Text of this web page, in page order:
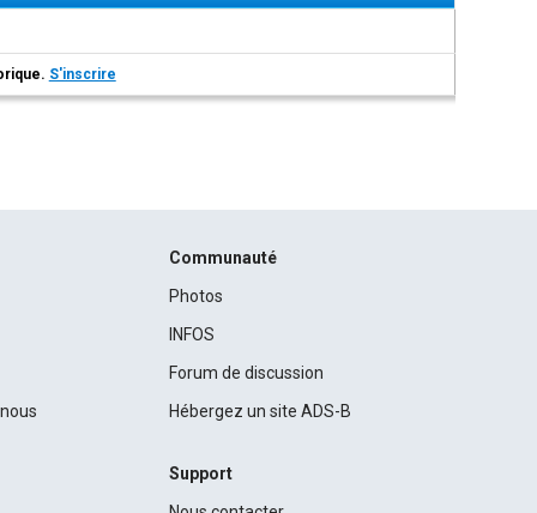
S'inscrire
Communauté
Photos
INFOS
Forum de discussion
Hébergez un site ADS-B
Support